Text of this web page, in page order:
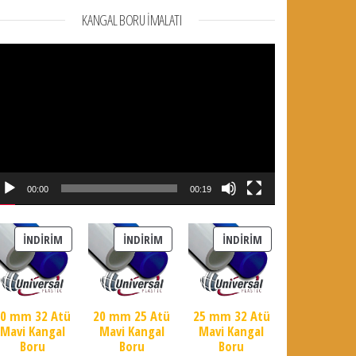
KANGAL BORU İMALATI
00:00 00:19
İNDIRIM İNDIRIMDEKI ÜRÜN
mm 32 Atü
Mavi Kangal
Boru
İNDIRIMİNDIRIMDEKI ÜRÜN
20 mm 25 Atü
Mavi Kangal
Boru
İNDIRIM
25 mm 32 Atü
Mavi Kangal
Boru